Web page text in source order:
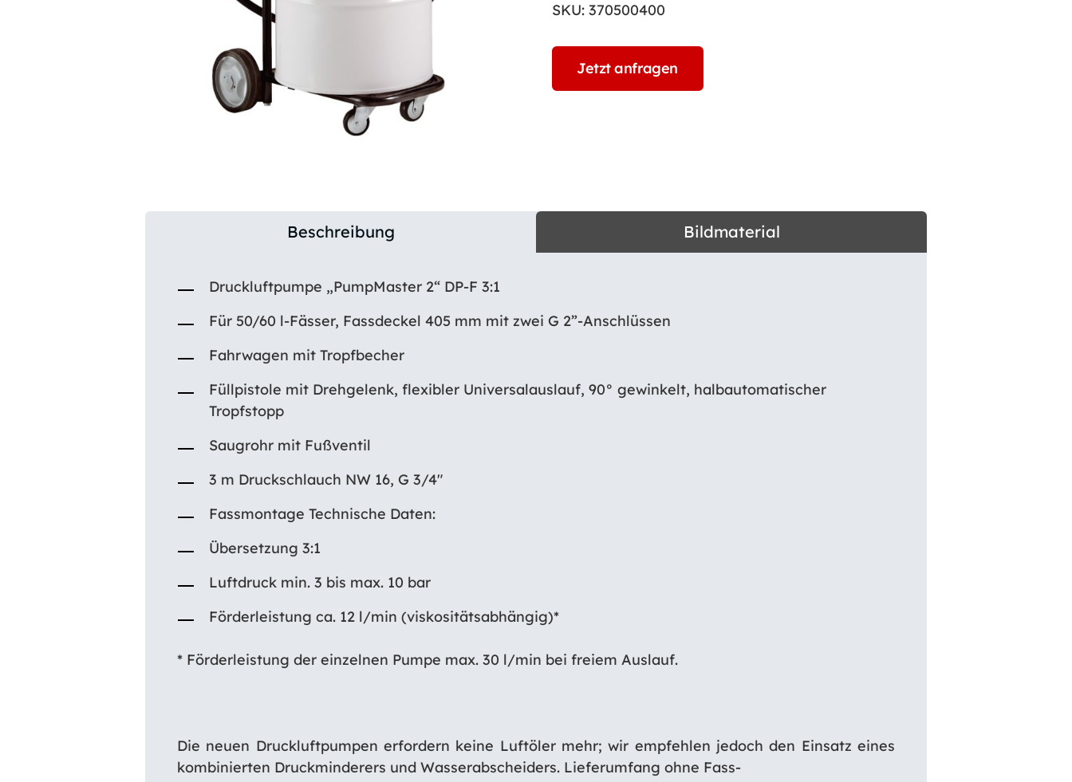
SKU: 370500400
Jetzt anfragen
Beschreibung Bildmaterial
Druckluftpumpe „PumpMaster 2“ DP-F 3:1
Für 50/60 l-Fässer, Fassdeckel 405 mm mit zwei G 2”-Anschlüssen
Fahrwagen mit Tropfbecher
Füllpistole mit Drehgelenk, flexibler Universalauslauf, 90° gewinkelt, halbautomatischer
Tropfstopp
Saugrohr mit Fußventil
3 m Druckschlauch NW 16, G 3/4″
Fassmontage Technische Daten:
Übersetzung 3:1
Luftdruck min. 3 bis max. 10 bar
Förderleistung ca. 12 l/min (viskositätsabhängig)*
* Förderleistung der einzelnen Pumpe max. 30 l/min bei freiem Auslauf.
Die neuen Druckluftpumpen erfordern keine Luftöler mehr; wir empfehlen jedoch den Einsatz eines
kombinierten Druckminderers und Wasserabscheiders. Lieferumfang ohne Fass-